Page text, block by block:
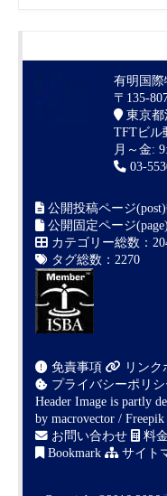
有明国
〒135-
東京都
TFTビル
月～金:
03-
公開投稿ページ(post)
公開固定ページ
カテゴリー総数：
タグ総数：2270
免責事項
リンク
プライバシーポリシ
Header Image is partly
by macrovector / Freepik
お問い合わせ
料
Bookmark
サイト